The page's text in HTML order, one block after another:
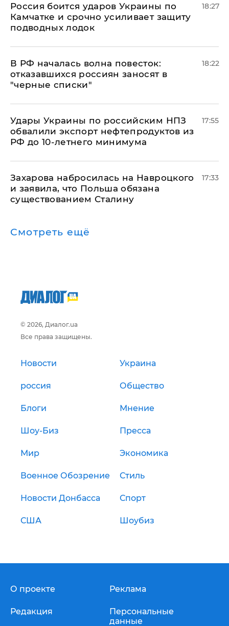
Россия боится ударов Украины по
Камчатке и срочно усиливает защиту
подводных лодок
18:27
​В РФ началась волна повесток:
отказавшихся россиян заносят в
"черные списки"
18:22
Удары Украины по российским НПЗ
обвалили экспорт нефтепродуктов из
РФ до 10-летнего минимума
17:55
​Захарова набросилась на Навроцкого
и заявила, что Польша обязана
существованием Сталину
17:33
Смотреть ещё
© 2026, Диалог.ua
Все права защищены.
Новости Украина
россия Общество
Блоги Мнение
Шоу-Биз Пресса
Мир Экономика
Военное Обозрение Стиль
Новости Донбасса Спорт
США Шоубиз
О проекте
Редакция
Реклама
Персональные
данные